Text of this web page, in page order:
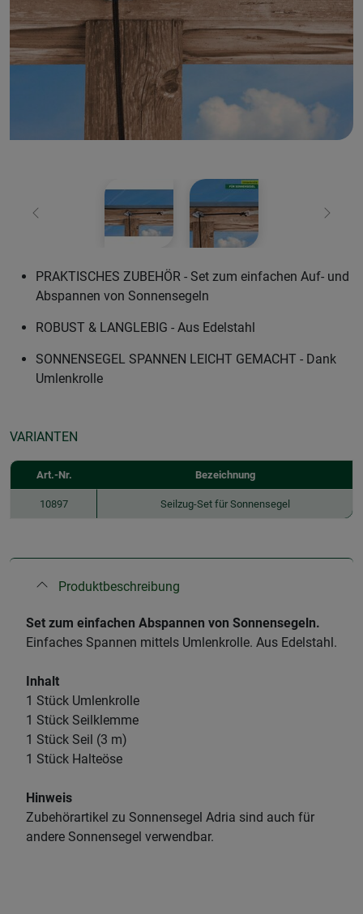
Zurück Weiter
PRAKTISCHES ZUBEHÖR - Set zum einfachen Auf- und
Abspannen von Sonnensegeln
ROBUST & LANGLEBIG - Aus Edelstahl
SONNENSEGEL SPANNEN LEICHT GEMACHT - Dank
Umlenkrolle
VARIANTEN
Art.-Nr. Bezeichnung
10897 Seilzug-Set für Sonnensegel
Produktbeschreibung
Set zum einfachen Abspannen von Sonnensegeln.
Einfaches Spannen mittels Umlenkrolle. Aus Edelstahl.
Inhalt
1 Stück Umlenkrolle
1 Stück Seilklemme
1 Stück Seil (3 m)
1 Stück Halteöse
Hinweis
Zubehörartikel zu Sonnensegel Adria sind auch für
andere Sonnensegel verwendbar.